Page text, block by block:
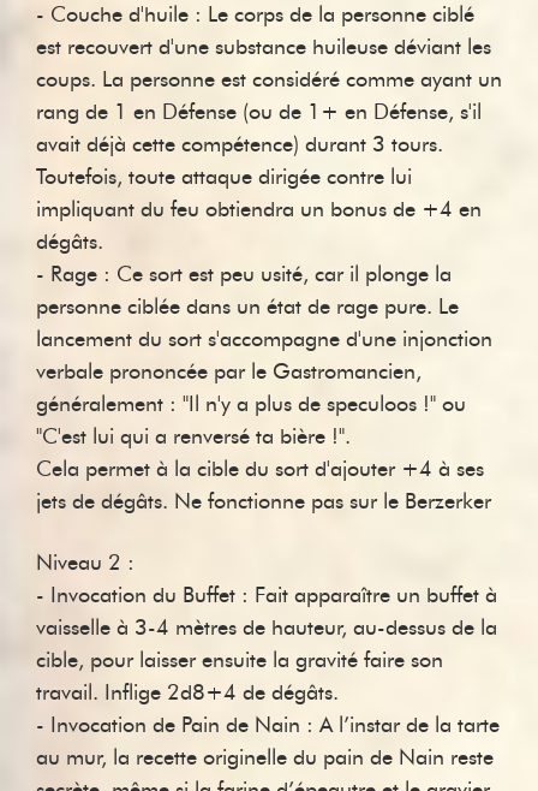
- Couche d'huile : Le corps de la personne ciblé
est recouvert d'une substance huileuse déviant les
coups. La personne est considéré comme ayant un
rang de 1 en Défense (ou de 1+ en Défense, s'il
avait déjà cette compétence) durant 3 tours.
Toutefois, toute attaque dirigée contre lui
impliquant du feu obtiendra un bonus de +4 en
dégâts.
- Rage : Ce sort est peu usité, car il plonge la
personne ciblée dans un état de rage pure. Le
lancement du sort s'accompagne d'une injonction
verbale prononcée par le Gastromancien,
généralement : "Il n'y a plus de speculoos !" ou
"C'est lui qui a renversé ta bière !".
Cela permet à la cible du sort d'ajouter +4 à ses
jets de dégâts. Ne fonctionne pas sur le Berzerker
Niveau 2 :
- Invocation du Buffet : Fait apparaître un buffet à
vaisselle à 3-4 mètres de hauteur, au-dessus de la
cible, pour laisser ensuite la gravité faire son
travail. Inflige 2d8+4 de dégâts.
- Invocation de Pain de Nain : A l’instar de la tarte
au mur, la recette originelle du pain de Nain reste